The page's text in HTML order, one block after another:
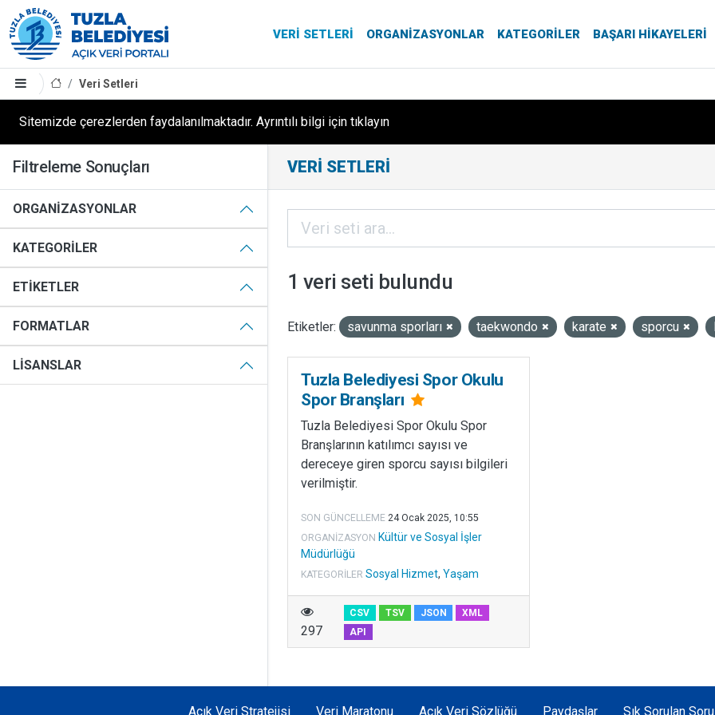
VERI SETLERI ORGANIZASYONLAR KATEGORILER BAŞARI HIKAYELERI
Veri Setleri
Sitemizde çerezlerden faydalanılmaktadır. Ayrıntılı bilgi için tıklayın
Filtreleme Sonuçları
ORGANIZASYONLAR
KATEGORILER
ETIKETLER
FORMATLAR
LISANSLAR
VERI SETLERI
1 veri seti bulundu
Etiketler: savunma sporları taekwondo karate sporcu
Tuzla Belediyesi Spor Okulu
Spor Branşları
Tuzla Belediyesi Spor Okulu Spor
Branşlarının katılımcı sayısı ve
dereceye giren sporcu sayısı bilgileri
verilmiştir.
SON GÜNCELLEME 24 Ocak 2025, 10:55
ORGANIZASYON Kültür ve Sosyal İşler
Müdürlüğü
KATEGORILER Sosyal Hizmet, Yaşam
297
CSV TSV JSON
XML
API
Açık Veri Stratejisi Veri Maratonu Açık Veri Sözlüğü Paydaşlar Sık Sorulan